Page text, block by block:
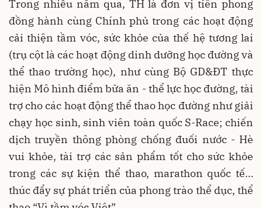
Trong nhiều năm qua, TH là đơn vị tiên phong
đồng hành cùng Chính phủ trong các hoạt động
cải thiện tầm vóc, sức khỏe của thế hệ tương lai
(trụ cột là các hoạt động dinh dưỡng học đường và
thể thao trường học), như cùng Bộ GD&ĐT thực
hiện Mô hình điểm bữa ăn - thể lực học đường, tài
trợ cho các hoạt động thể thao học đường như giải
chạy học sinh, sinh viên toàn quốc S-Race; chiến
dịch truyền thông phòng chống đuối nước - Hè
vui khỏe, tài trợ các sản phẩm tốt cho sức khỏe
trong các sự kiện thể thao, marathon quốc tế…
thúc đẩy sự phát triển của phong trào thể dục, thể